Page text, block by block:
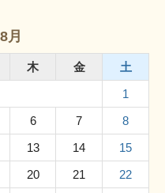
月
木 金
土
1
6 7
8
13 14
15
20 21
22